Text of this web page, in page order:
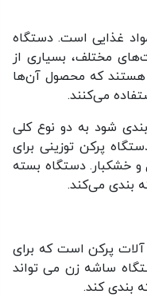
غذایی است. دستگاه‌
مختلف، بسیاری از
که محصول آن‌ها
می‌کنند.
شود به دو نوع کلی
پرکن توزینی برای
خشکبار. دستگاه بسته
می‌کند.
پرکن است که برای
ساشه زن می تواند
کند.